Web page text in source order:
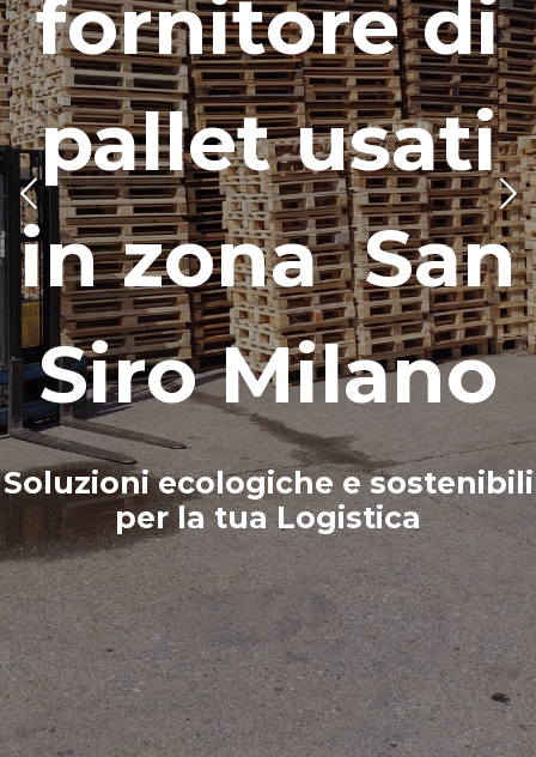
fornitore di
pallet usati
in zona San
Siro Milano
Soluzioni ecologiche e sostenibili
per la tua Logistica